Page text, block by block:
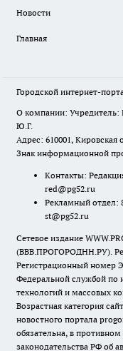
Новости
Главная
Городской интернет-
О компании: Учредитель:
Ю.Г.
Адрес: 610001, Кировская
Знак информационной
Контакты:
red@pg52.ru
Рекламный отдел:
st@pg52.ru
Сетевое издание
(ВВВ.ПРОГОРОДНН.РУ).
Регистрационный номер
Федеральной службой по
технологий и массовых
Возрастная категория
новостного портала
обязательна, в
законодательства РФ об